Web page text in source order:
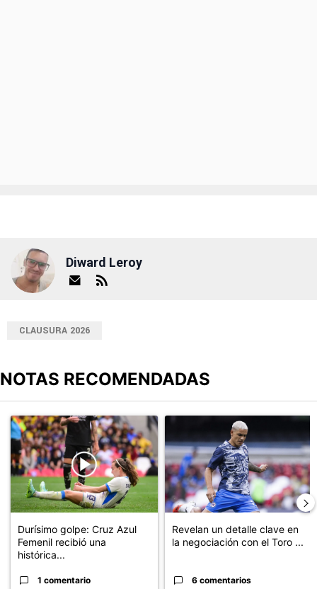
Diward Leroy
CLAUSURA 2026
NOTAS RECOMENDADAS
Un artículo de tendencia con el título "Durísimo golpe: Cruz Azul
Durísimo golpe: Cruz Azul
Femenil recibió una
histórica...
1 comentario
Un artículo de tendencia con
Revelan un detalle clave en
la negociación con el Toro ...
6 comentarios